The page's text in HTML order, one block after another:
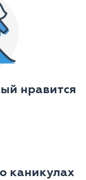
нравится
каникулах